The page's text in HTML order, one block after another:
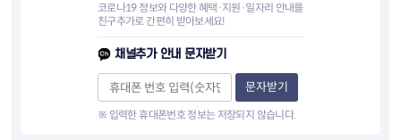
코로나19 정보와 다양한 혜택·지원·일자리 안내를
친구추가로 간편히 받아보세요!
채널추가 안내 문자받기
문자받기
※ 입력한 휴대폰번호 정보는 저장되지 않습니다.